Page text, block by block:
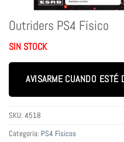
Outriders PS4 Físico
SIN STOCK
AVISARME CUANDO ESTÉ
SKU: 4518
Categoría: PS4 Físicos